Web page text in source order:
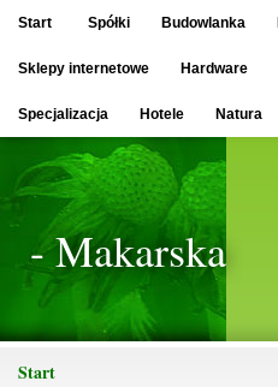
Start Spółki Budowlanka
Sklepy internetowe Hardware
Specjalizacja Hotele Natura
- Makarska
Start